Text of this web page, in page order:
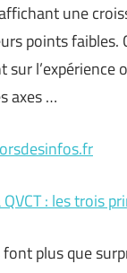
une
points
sur l’expérience
axes …
: les trois
plus que